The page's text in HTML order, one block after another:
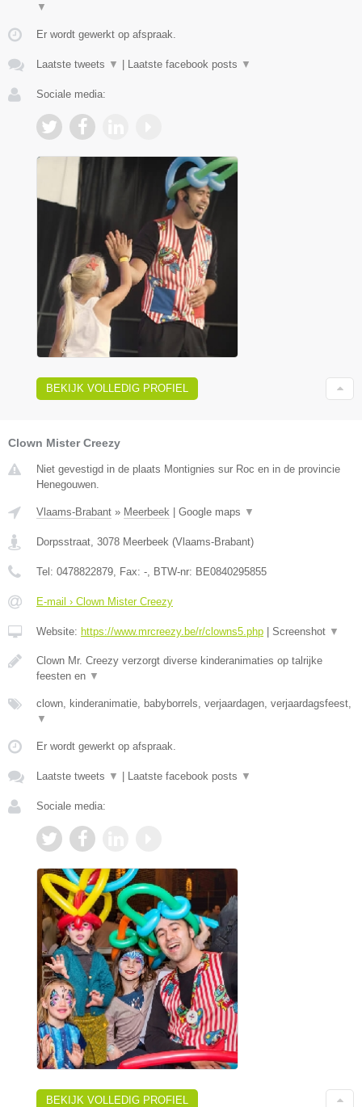
▼
Er wordt gewerkt op afspraak.
Laatste tweets ▼ Laatste facebook posts ▼
Sociale media:
BEKIJK VOLLEDIG PROFIEL
Clown Mister Creezy
Niet gevestigd in de plaats Montignies sur Roc en in de provincie
Henegouwen.
Vlaams-Brabant » Meerbeek Google maps ▼
Dorpsstraat, 3078 Meerbeek (Vlaams-Brabant)
Tel: 0478822879, Fax: -, BTW-nr: BE0840295855
E-mail › Clown Mister Creezy
Website: https://www.mrcreezy.be/r/clowns5.php Screenshot ▼
Clown Mr. Creezy verzorgt diverse kinderanimaties op talrijke
feesten en ▼
clown, kinderanimatie, babyborrels, verjaardagen, verjaardagsfeest,
▼
Er wordt gewerkt op afspraak.
Laatste tweets ▼ Laatste facebook posts ▼
Sociale media:
BEKIJK VOLLEDIG PROFIEL